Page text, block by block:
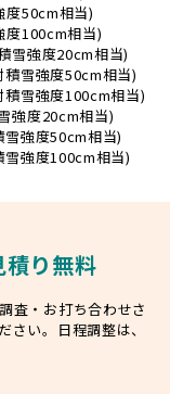
50cm相当)
100cm相当)
雪強度20cm相当)
雪強度50cm相当)
雪強度100cm相当)
強度20cm相当)
強度50cm相当)
強度100cm相当)
査・お打ち合わせさ
い。日程調整は、